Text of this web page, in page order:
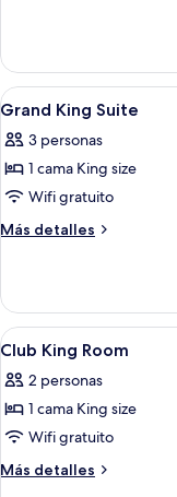
con
acceso
para
personas
discapacitadas
(Shower)
2
camas
individuales,
acceso
para
discapacitadas
(Shower)
Abrir
todas
las
fotos
de
Grand
5
Grand King Suite
3 personas
1 cama King size
Wifi gratuito
Más detalles
Más
King
Suite
Abrir
todas
las
fotos
de
Club
13
Club King Room
2 personas
1 cama King size
Wifi gratuito
Más detalles
Más